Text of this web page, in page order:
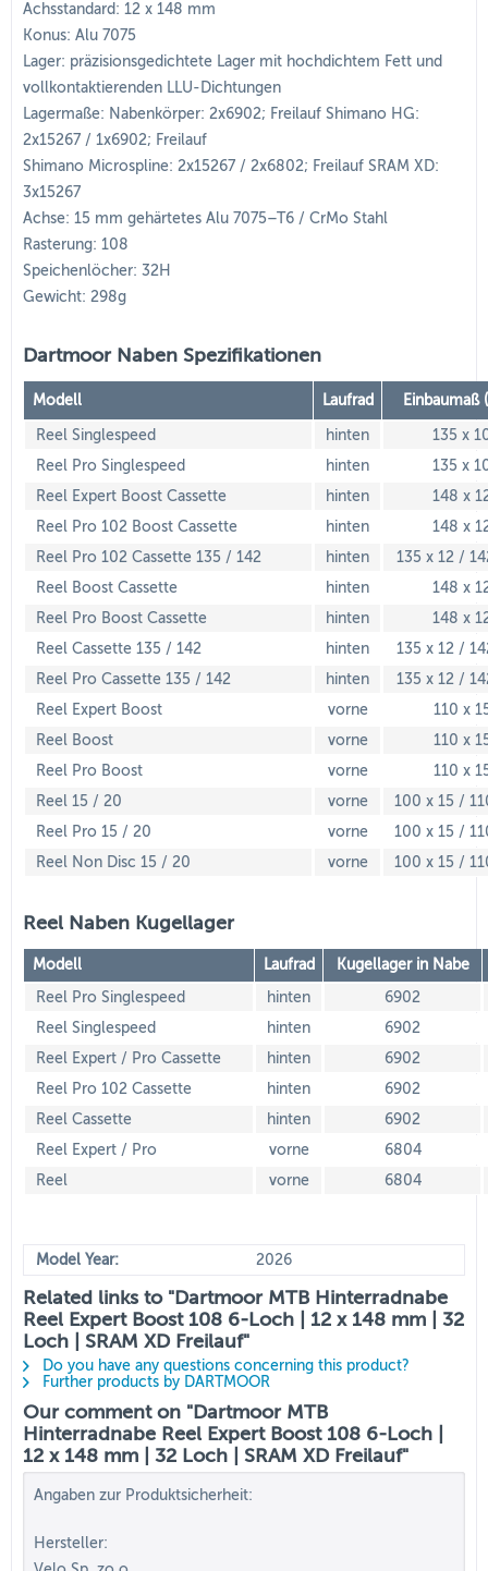
Achsstandard: 12 x 148 mm
Konus: Alu 7075
Lager: präzisionsgedichtete Lager mit hochdichtem Fett und
vollkontaktierenden LLU-Dichtungen
Lagermaße: Nabenkörper: 2x6902; Freilauf Shimano HG:
2x15267 / 1x6902; Freilauf
Shimano Microspline: 2x15267 / 2x6802; Freilauf SRAM XD:
3x15267
Achse: 15 mm gehärtetes Alu 7075–T6 / CrMo Stahl
Rasterung: 108
Speichenlöcher: 32H
Gewicht: 298g
Dartmoor Naben Spezifikationen
Modell Laufrad Einbaumaß
Reel Singlespeed hinten
135 x
Reel Pro Singlespeed
hinten
135 x
Reel Expert Boost Cassette
hinten
148 x
Reel Pro 102 Boost Cassette
hinten
148 x
Reel Pro 102 Cassette 135 / 142
hinten
135 x 12 /
Reel Boost Cassette
hinten
148 x
Reel Pro Boost Cassette
hinten
148 x
Reel Cassette 135 / 142
hinten
135 x 12 /
Reel Pro Cassette 135 / 142
hinten
135 x 12 /
Reel Expert Boost
vorne
110 x
Reel Boost
vorne
110 x
Reel Pro Boost
vorne
110 x
Reel 15 / 20
vorne
100 x 15 /
Reel Pro 15 / 20
vorne
100 x 15 /
Reel Non Disc 15 / 20
vorne 100 x 15 /
Reel Naben Kugellager
Modell Laufrad
Kugellager in Nabe
Reel Pro Singlespeed
hinten
6902
Reel Singlespeed
hinten
6902
Reel Expert / Pro Cassette
hinten
6902
Reel Pro 102 Cassette
hinten
6902
Reel Cassette
hinten
6902
Reel Expert / Pro
vorne
6804
Reel
vorne 6804
Model Year: 2026
Related links to "Dartmoor MTB Hinterradnabe
Reel Expert Boost 108 6-Loch | 12 x 148 mm | 32
Loch | SRAM XD Freilauf"
Do you have any questions concerning this product?
Further products by DARTMOOR
Our comment on "Dartmoor MTB
Hinterradnabe Reel Expert Boost 108 6-Loch |
12 x 148 mm | 32 Loch | SRAM XD Freilauf"
Angaben zur Produktsicherheit:
Hersteller: